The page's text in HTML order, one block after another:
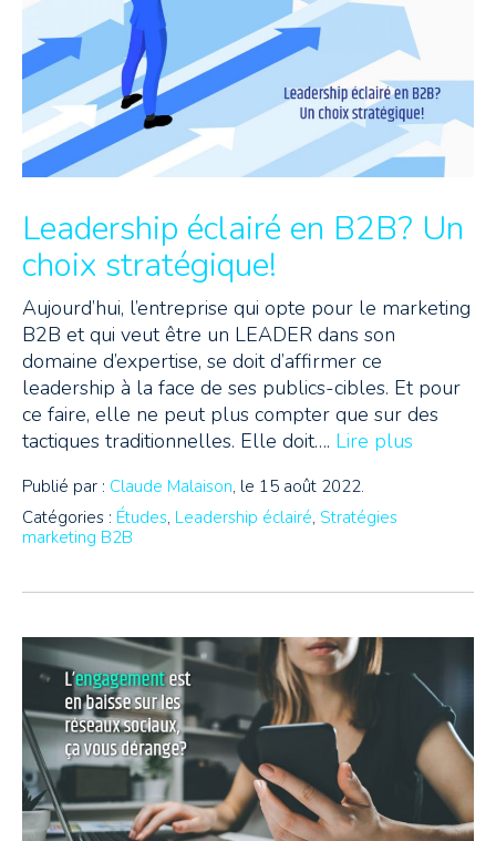
Leadership éclairé en B2B? Un
choix stratégique!
Aujourd’hui, l’entreprise qui opte pour le marketing
B2B et qui veut être un LEADER dans son
domaine d’expertise, se doit d’affirmer ce
leadership à la face de ses publics-cibles. Et pour
ce faire, elle ne peut plus compter que sur des
tactiques traditionnelles. Elle doit…. Lire plus
Publié par : Claude Malaison, le 15 août 2022.
Catégories : Études, Leadership éclairé, Stratégies
marketing B2B